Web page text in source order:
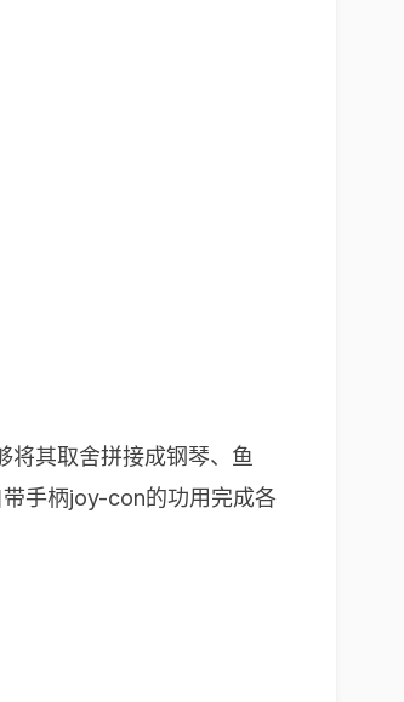
将其取舍拼接成钢琴、鱼
手柄joy-con的功用完成各